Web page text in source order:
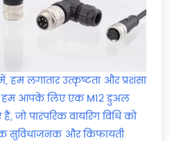
हम लगातार उत्कृष्टता और प्रशंसा
हम आपके लिए एक M12 डुअल
पारंपरिक वायरिंग विधि को
सुविधाजनक और किफायती